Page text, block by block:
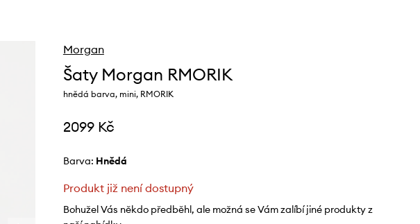
Morgan
Šaty Morgan RMORIK
hnědá barva, mini, RMORIK
2099 Kč
Barva: hnědá
Produkt již není dostupný
Bohužel Vás někdo předběhl, ale možná se Vám zalíbí jiné produkty z